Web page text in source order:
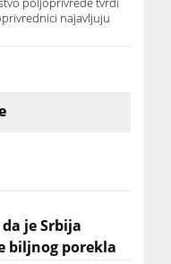
najavljuju
je Srbija
biljnog porekla